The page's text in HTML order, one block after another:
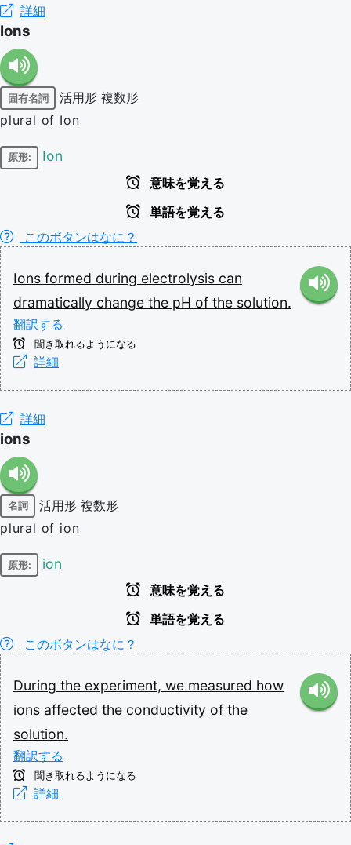
詳細
Ions
固有名詞 活用形 複数形
plural of Ion
原形: Ion
意味を覚える
単語を覚える
このボタンはなに？
Ions formed during electrolysis can
dramatically change the pH of the solution.
翻訳する
聞き取れるようになる
詳細
詳細
ions
名詞 活用形 複数形
plural of ion
原形: ion
意味を覚える
単語を覚える
このボタンはなに？
During the experiment, we measured how
ions affected the conductivity of the
solution.
翻訳する
聞き取れるようになる
詳細